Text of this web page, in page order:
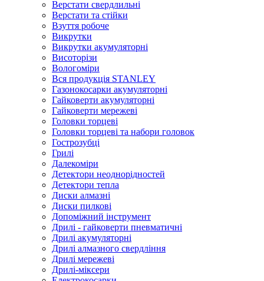
Верстати свердлильні
Верстати та стійки
Взуття робоче
Викрутки
Викрутки акумуляторні
Висоторізи
Вологоміри
Вся продукція STANLEY
Газонокосарки акумуляторні
Гайковерти акумуляторні
Гайковерти мережеві
Головки торцеві
Головки торцеві та набори головок
Гострозубці
Грилі
Далекоміри
Детектори неоднорідностей
Детектори тепла
Диски алмазні
Диски пилкові
Допоміжний інструмент
Дрилі - гайковерти пневматичні
Дрилі акумуляторні
Дрилі алмазного свердління
Дрилі мережеві
Дрилі-міксери